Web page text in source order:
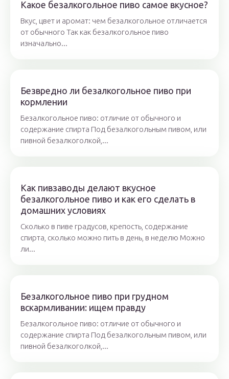
Какое безалкогольное пиво самое вкусное?
Вкус, цвет и аромат: чем безалкогольное отличается
от обычного Так как безалкогольное пиво
изначально...
Безвредно ли безалкогольное пиво при
кормлении
Безалкогольное пиво: отличие от обычного и
содержание спирта Под безалкогольным пивом, или
пивной безалкоголкой,...
Как пивзаводы делают вкусное
безалкогольное пиво и как его сделать в
домашних условиях
Сколько в пиве градусов, крепость, содержание
спирта, сколько можно пить в день, в неделю Можно
ли...
Безалкогольное пиво при грудном
вскармливании: ищем правду
Безалкогольное пиво: отличие от обычного и
содержание спирта Под безалкогольным пивом, или
пивной безалкоголкой,...